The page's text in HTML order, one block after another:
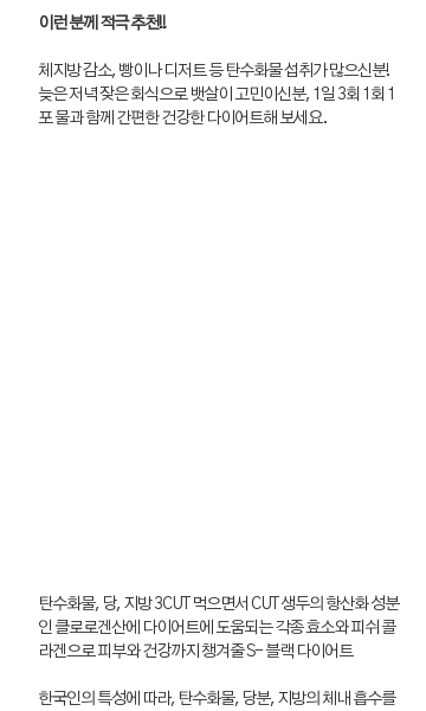
이런 분께 적극 추천!!
체지방 감소, 빵이나 디저트 등 탄수화물 섭취가 많으신분!
늦은 저녁 잦은 회식으로 뱃살이 고민이신분, 1일 3회 1회 1
포 물과 함께 간편한 건강한 다이어트해 보세요.
탄수화물, 당, 지방 3CUT 먹으면서 CUT 생두의 항산화 성분
인 클로로겐산에 다이어트에 도움되는 각종 효소와 피쉬 콜
라겐으로 피부와 건강까지 챙겨줄 S- 블랙 다이어트
한국인의 특성에 따라, 탄수화물, 당분, 지방의 체내 흡수를